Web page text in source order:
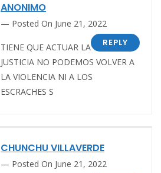
ANONIMO
Posted On June 21, 2022
REPLY
TIENE QUE ACTUAR LA
JUSTICIA NO PODEMOS VOLVER A
LA VIOLENCIA NI A LOS
ESCRACHES S
CHUNCHU VILLAVERDE
Posted On June 21, 2022